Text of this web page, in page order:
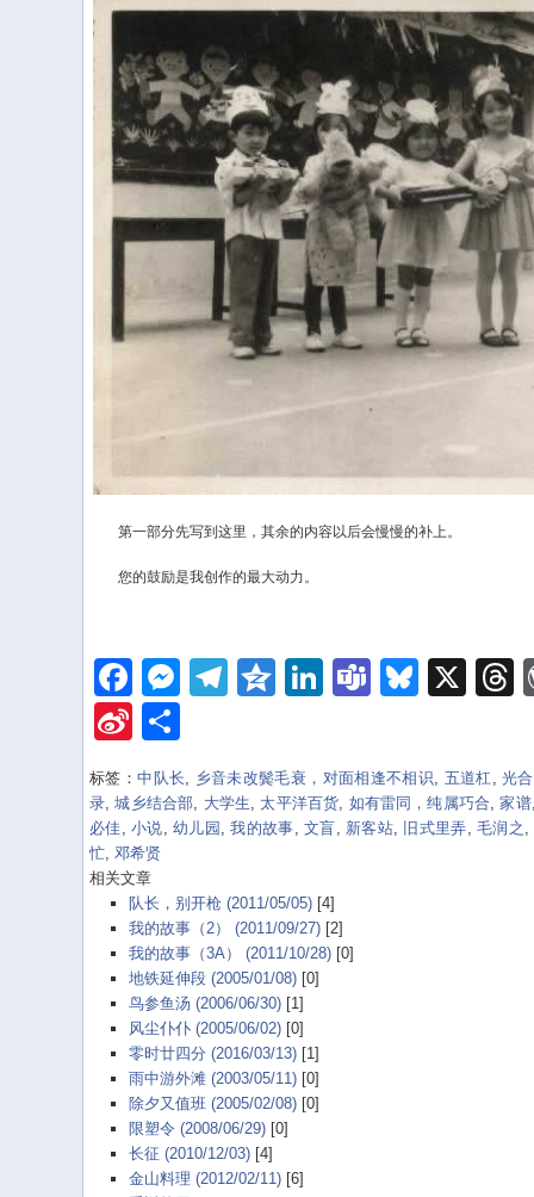
第一部分先写到这里，其余的内容以后会慢慢的补上。
您的鼓励是我创作的最大动力。
Facebook
Messenger
Telegram
Qzone
LinkedIn
TeamsX
Sina
Weibo
标签：中队长, 乡音未改鬓毛衰，对面相逢不相识, 五道杠,光
录,城乡结合部, 大学生, 太平洋百货, 如有雷同，纯属巧合,家谱
必佳,小说,幼儿园 ,我的故事,文盲, 新客站, 旧式里弄,毛润之 ,
忙,邓希贤
相关文章
队长，别开枪 (2011/05/05)[4]
我的故事（2） (2011/09/27)[2]
我的故事（3A） (2011/10/28)[0]
地铁延伸段 (2005/01/08)[0]
鸟参鱼汤 (2006/06/30)[1]
风尘仆仆 (2005/06/02)[0]
零时廿四分 (2016/03/13)[1]
雨中游外滩 (2003/05/11)[0]
除夕又值班 (2005/02/08)[0]
限塑令 (2008/06/29)[0]
长征 (2010/12/03)[4]
金山料理 (2012/02/11)[6]